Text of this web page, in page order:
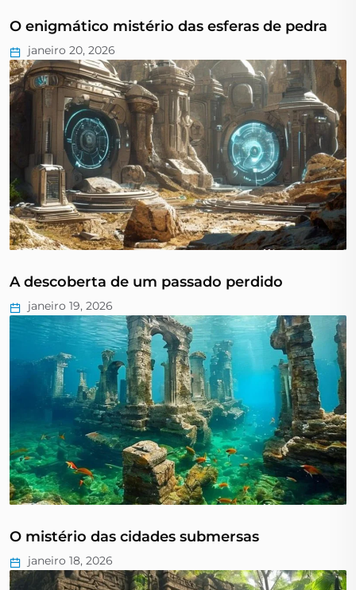
O enigmático mistério das esferas de pedra
janeiro 20, 2026
A descoberta de um passado perdido
janeiro 19, 2026
O mistério das cidades submersas
janeiro 18, 2026